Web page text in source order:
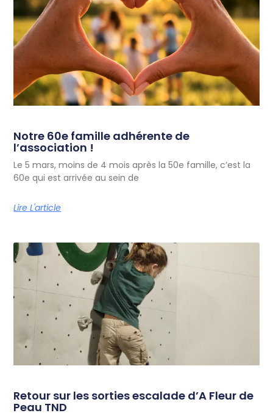
Notre 60e famille adhérente de
l’association !
Le 5 mars, moins de 4 mois après la 50e famille, c’est la
60e qui est arrivée au sein de
Lire L'article
Retour sur les sorties escalade d’A Fleur de
Peau TND